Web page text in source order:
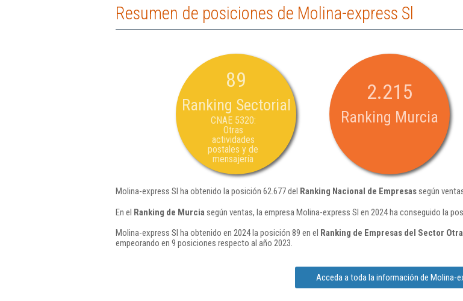
Resumen de posiciones de Molina-express Sl
89
Ranking Sectorial
CNAE 5320:
Otras
actividades
postales y de
mensajería
2.215
Ranking Murcia
Molina-express Sl ha obtenido la posición 62.677 del Ranking Nacional de Empresassegún
En el Ranking de Murcia según ventas, la empresa Molina-express Sl en 2024 ha conseguido la
Molina-express Sl ha obtenido en 2024 la posición 89 en el Ranking de Empresas del Sector
empeorando en 9 posiciones respecto al año 2023.
Acceda a toda la información de Molina-